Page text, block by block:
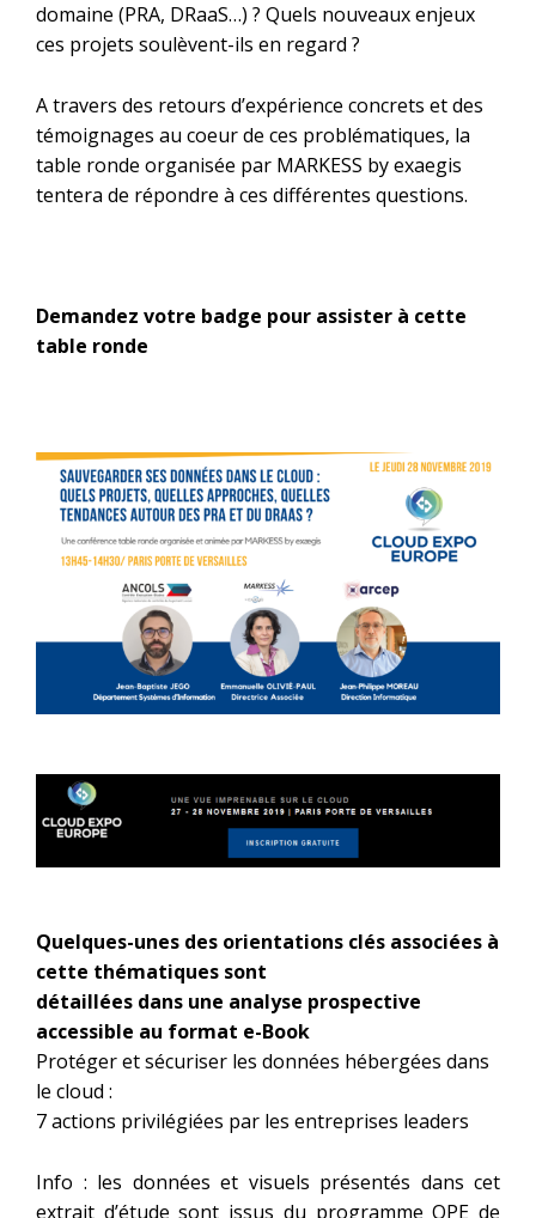
domaine (PRA, DRaaS…) ? Quels nouveaux enjeux
ces projets soulèvent-ils en regard ?
A travers des retours d’expérience concrets et des
témoignages au coeur de ces problématiques, la
table ronde organisée par MARKESS by exaegis
tentera de répondre à ces différentes questions.
Demandez votre badge pour assister à cette
table ronde
Quelques-unes des orientations clés associées à
cette thématiques sont
détaillées dans une analyse prospective
accessible au format e-Book
Protéger et sécuriser les données hébergées dans
le cloud :
7 actions privilégiées par les entreprises leaders
Info : les données et visuels présentés dans cet
extrait d’étude sont issus du programme OPE de